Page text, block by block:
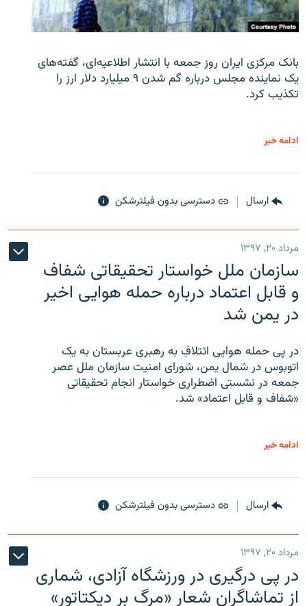
بانک مرکزی ایران روز جمعه با انتشار اطلاعیه‌ای، گفته‌های
یک نماینده مجلس درباره گم شدن ۹ میلیارد دلار ارز را
تکذیب کرد.
ادامه خبر
ارسال دسترسی بدون فیلترشکن
مرداد ۲۰, ۱۳۹۷
سازمان ملل خواستار تحقیقاتی شفاف
و قابل اعتماد درباره حمله هوایی اخیر
در یمن شد
در پی حمله هوایی ائتلافِ به رهبری عربستان به یک
اتوبوس در شمال یمن، شورای امنیت سازمان ملل عصر
جمعه در نشستی اضطراری خواستار انجام تحقیقاتی
«شفاف و قابل اعتماد» شد.
ادامه خبر
ارسال دسترسی بدون فیلترشکن
مرداد ۲۰, ۱۳۹۷
در پی درگیری در ورزشگاه آزادی، شماری
از تماشاگران شعار «مرگ بر دیکتاتور»